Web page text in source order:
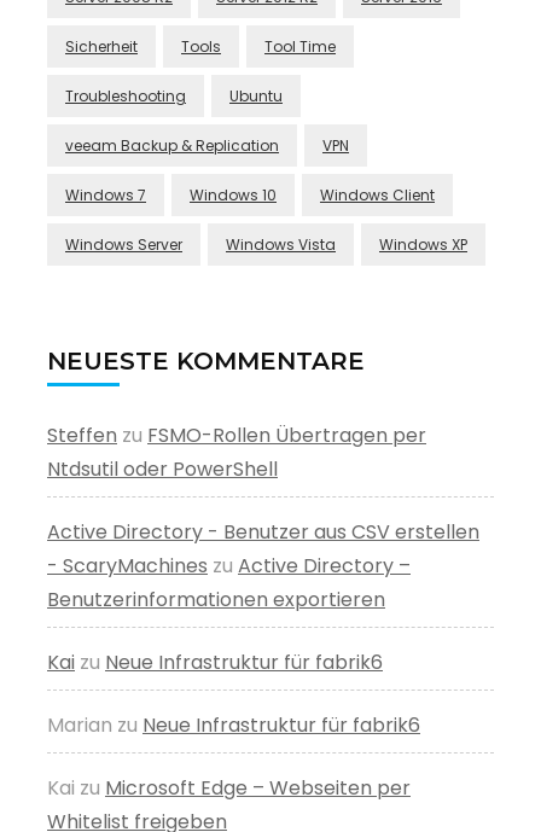
Sicherheit Tools Tool Time
Troubleshooting Ubuntu
veeam Backup & Replication VPN
Windows 7 Windows 10 Windows Client
Windows Server Windows Vista Windows XP
NEUESTE KOMMENTARE
Steffen zu FSMO-Rollen Übertragen per
Ntdsutil oder PowerShell
Active Directory - Benutzer aus CSV erstellen
- ScaryMachines zu Active Directory –
Benutzerinformationen exportieren
Kai zu Neue Infrastruktur für fabrik6
Marian zu Neue Infrastruktur für fabrik6
Kai zu Microsoft Edge – Webseiten per
Whitelist freigeben